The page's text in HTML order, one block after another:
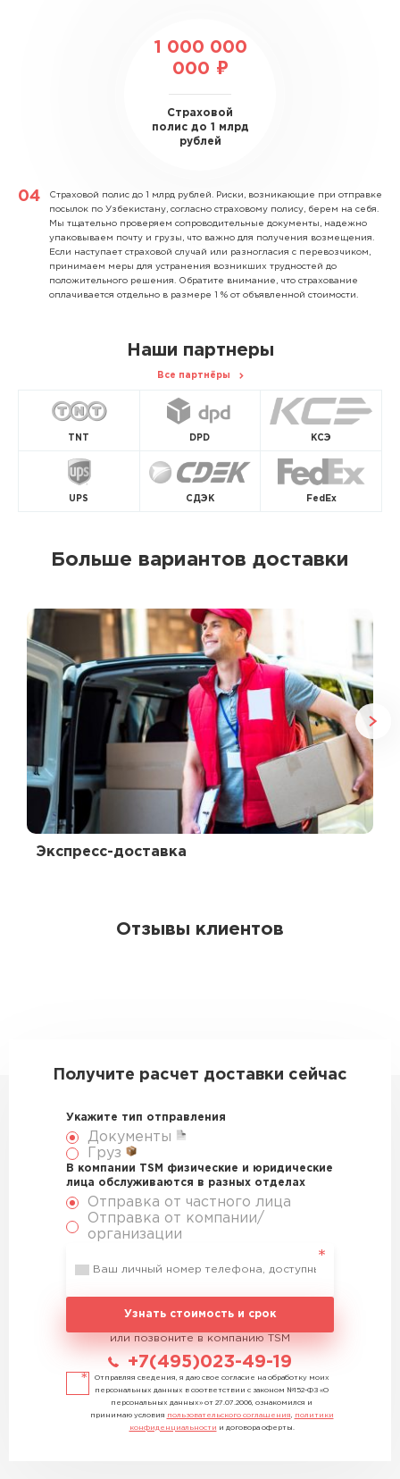
1 000 000
000 ₽
Страховой
полис до 1 млрд
рублей
Страховой полис до 1 млрд рублей.
Риски, возникающие при отправке
посылок по Узбекистану, согласно страховому полису, берем на себя.
Мы тщательно проверяем сопроводительные документы, надежно
упаковываем почту и грузы, что важно для получения возмещения.
Если наступает страховой случай или разногласия с перевозчиком,
принимаем меры для устранения возникших трудностей до
положительного решения. Обратите внимание, что страхование
оплачивается отдельно в размере 1 % от объявленной стоимости.
Наши партнеры
Все партнёры
TNT DPD КСЭ
UPS СДЭК FedEx
Больше вариантов доставки
Экспресс-доставка
Отзывы клиентов
Получите расчет доставки сейчас
Укажите тип отправления
Документы
Груз
В компании TSM физические и юридические
лица обслуживаются в разных отделах
Отправка от частного лица
Отправка от компании/
организации
Узнать стоимость и срок
или позвоните в компанию TSM
+7(495)023-49-19
Отправляя сведения, я даю свое согласие на обработку моих
персональных данных в соответствии с законом №152-ФЗ «О
персональных данных» от 27.07.2006, ознакомился и
принимаю условия пользовательского соглашения
политики
конфиденциальности и договора оферты.